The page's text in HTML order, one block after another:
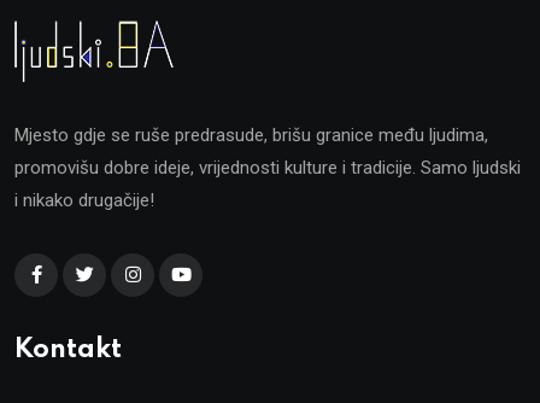
Mjesto gdje se ruše predrasude, brišu granice među ljudima,
promovišu dobre ideje, vrijednosti kulture i tradicije. Samo ljudski
i nikako drugačije!
Kontakt